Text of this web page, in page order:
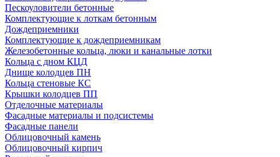
Пескоуловители бетонные
Комплектующие к лоткам бетонным
Дождеприемники
Комплектующие к дождеприемникам
Железобетонные кольца, люки и канальные лотки
Кольца с дном КЦД
Днище колодцев ПН
Кольца стеновые КС
Крышки колодцев ПП
Отделочные материалы
Фасадные материалы и подсистемы
Фасадные панели
Облицовочный камень
Облицовочный кирпич